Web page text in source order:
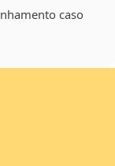
caso